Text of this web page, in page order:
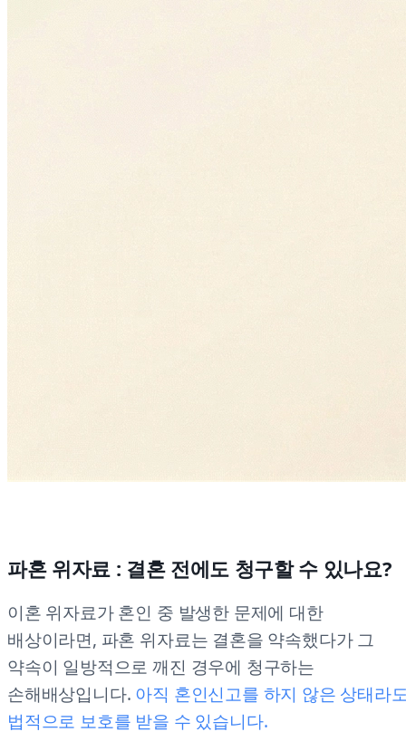
파혼 위자료 : 결혼 전에도 청구할 수 있나요?
이혼 위자료가 혼인 중 발생한 문제에 대한
배상이라면, 파혼 위자료는 결혼을 약속했다가 그
약속이 일방적으로 깨진 경우에 청구하는
손해배상입니다. 아직 혼인신고를 하지 않은 상태라
법적으로 보호를 받을 수 있습니다.